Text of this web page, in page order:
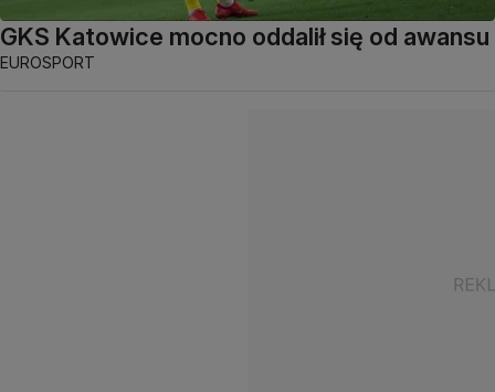
GKS Katowice mocno oddalił się od awansu
EUROSPORT